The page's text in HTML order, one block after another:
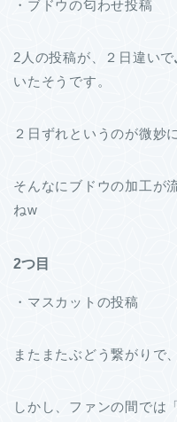
・ブドウの匂わせ投稿
2人の投稿が、２日違いで
いたそうです。
２日ずれというのが微妙
そんなにブドウの加工が
ねw
2つ目
・マスカットの投稿
またまたぶどう繋がりで
しかし、ファンの間では